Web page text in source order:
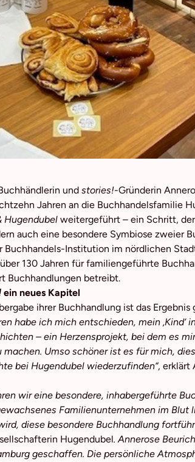
undstories!-Gründerin
Jahren an die Buchhandelsfamilie
Hugendubel weitergeführt – ein Schritt,
auch eine besondere Symbiose zweier
Buchhandels-Institution im nördlichen
130 Jahren für familiengeführte
Buchhandlungen betreibt.
ein neues Kapitel
ihrer Buchhandlung ist das
habe ich mich entschieden, mein ‚Kind‘
– ein Herzensprojekt, bei dem es
Umso schöner ist es für mich,
bei Hugendubel wiederzufinden“, erklärt
wir eine besondere, inhabergeführte
Familienunternehmen im Blut
diese besondere Buchhandlung
Hugendubel. Annerose
geschaffen. Die persönliche